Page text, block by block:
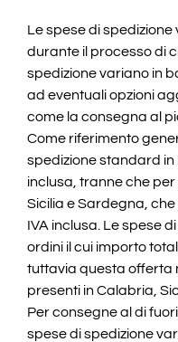
Le spese di
durante il processo di
spedizione variano in
ad eventuali opzioni
come la consegna al
Come riferimento
spedizione standard in
inclusa, tranne che
Sicilia e Sardegna,
IVA inclusa. Le spese
ordini il cui importo
tuttavia questa offerta
presenti in Calabria,
Per consegne al di
spese di spedizione